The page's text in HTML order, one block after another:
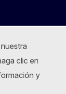
clic en
y